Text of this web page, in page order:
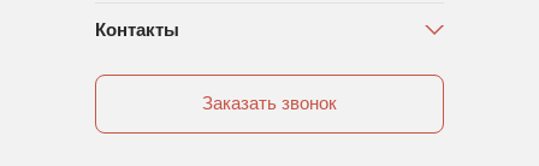
Контакты
Заказать звонок